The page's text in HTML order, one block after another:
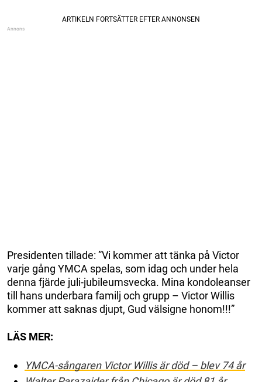
Presidenten tillade: ”Vi kommer att tänka på Victor
varje gång YMCA spelas, som idag och under hela
denna fjärde juli-jubileumsvecka. Mina kondoleanser
till hans underbara familj och grupp – Victor Willis
kommer att saknas djupt, Gud välsigne honom!!!”
LÄS MER:
YMCA-sångaren Victor Willis är död – blev 74 år